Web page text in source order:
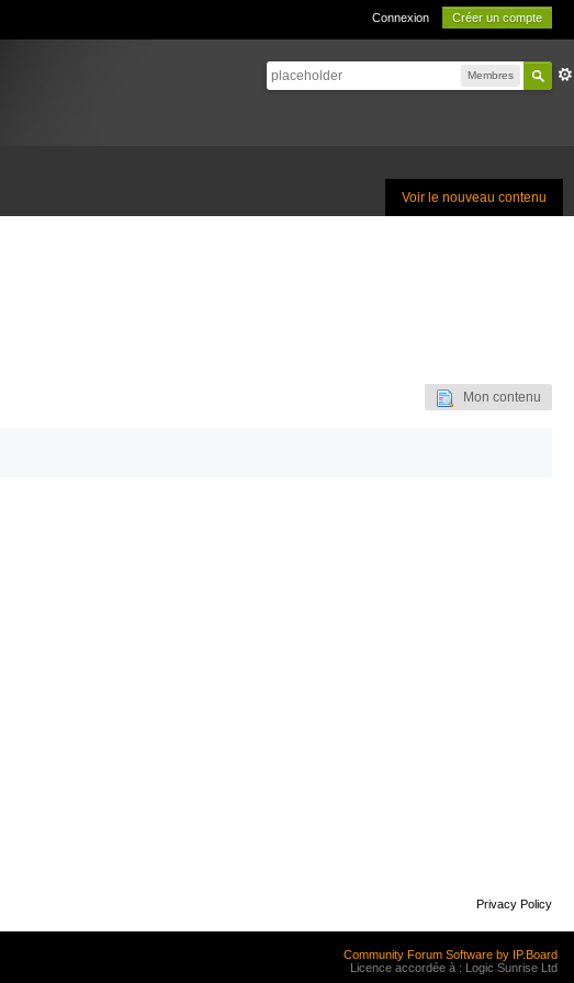
Connexion Créer un compte
Membres
Voir le nouveau contenu
Mon contenu
Privacy Policy
Community Forum Software by IP.Board
Licence accordée à : Logic Sunrise Ltd